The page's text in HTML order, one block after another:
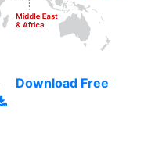
Download Free